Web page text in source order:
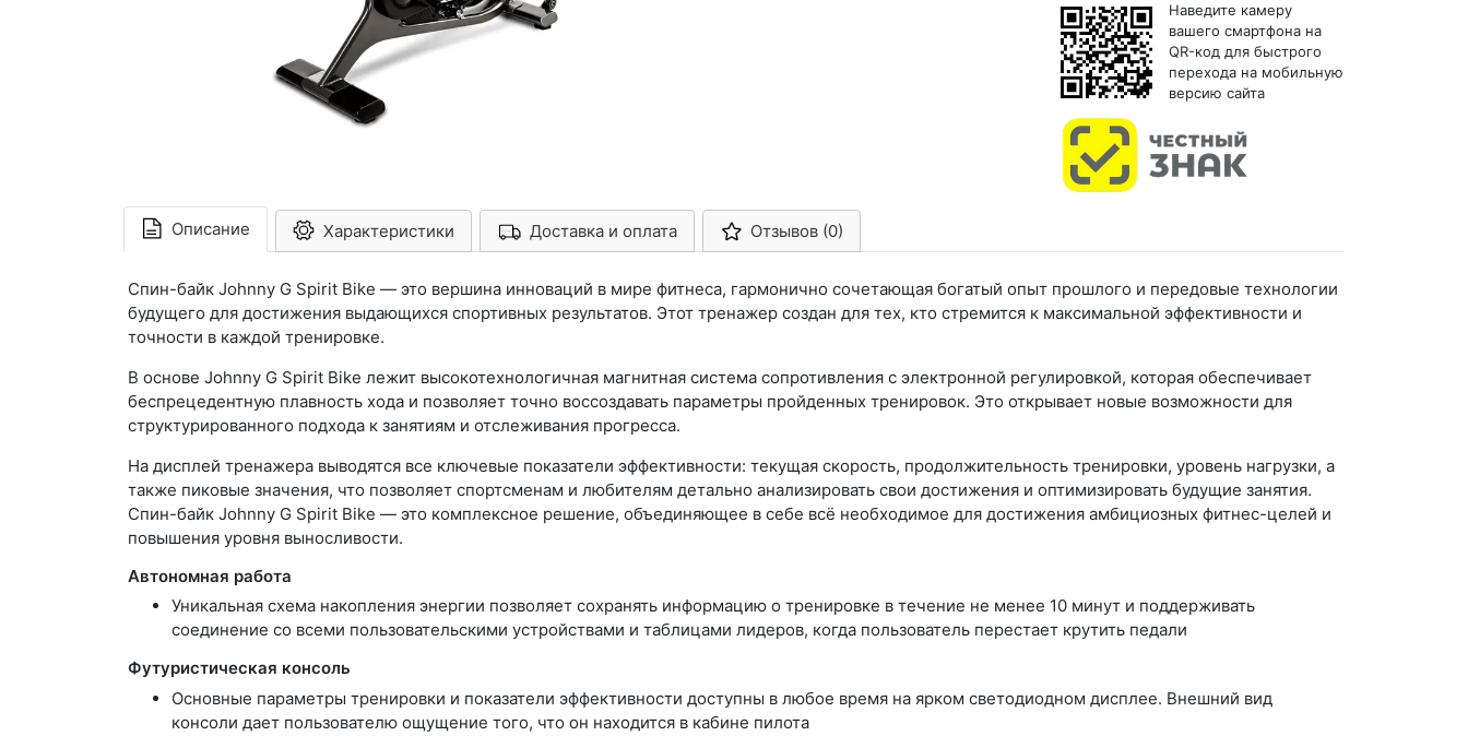
Наведите камеру
вашего смартфона на
QR-код для быстрого
перехода на мобильную
версию сайта
Описание Характеристики Арконт-Мед Доставка и оплата Отзывов (0)
Спин-байк Johnny G Spirit Bike — это вершина инноваций в мире фитнеса, гармонично сочетающая богатый опыт прошлого и передовые технологии
будущего для достижения выдающихся спортивных результатов. Этот тренажер создан для тех, кто стремится к максимальной эффективности и
точности в каждой тренировке.
В основе Johnny G Spirit Bike лежит высокотехнологичная магнитная система сопротивления с электронной регулировкой, которая обеспечивает
беспрецедентную плавность хода и позволяет точно воссоздавать параметры пройденных тренировок. Это открывает новые возможности для
структурированного подхода к занятиям и отслеживания прогресса.
На дисплей тренажера выводятся все ключевые показатели эффективности: текущая скорость, продолжительность тренировки, уровень нагрузки, а
также пиковые значения, что позволяет спортсменам и любителям детально анализировать свои достижения и оптимизировать будущие занятия.
Спин-байк Johnny G Spirit Bike — это комплексное решение, объединяющее в себе всё необходимое для достижения амбициозных фитнес-целей и
повышения уровня выносливости.
Автономная работа
Уникальная схема накопления энергии позволяет сохранять информацию о тренировке в течение не менее 10 минут и поддерживать
соединение со всеми пользовательскими устройствами и таблицами лидеров, когда пользователь перестает крутить педали
Футуристическая консоль
Основные параметры тренировки и показатели эффективности доступны в любое время на ярком светодиодном дисплее. Внешний вид
консоли дает пользователю ощущение того, что он находится в кабине пилота